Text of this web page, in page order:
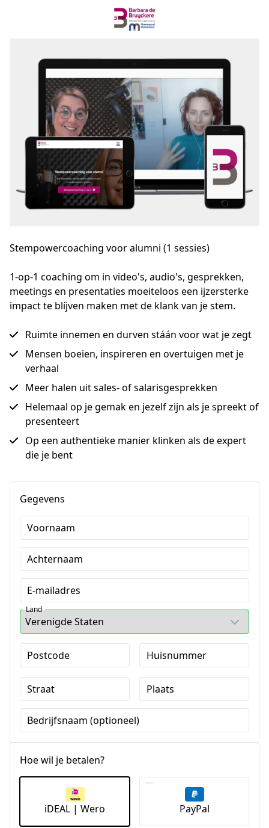
Stempowercoaching voor alumni (1 sessies)
1-op-1 coaching om in video's, audio's, gesprekken,
meetings en presentaties moeiteloos een ijzersterke
impact te blíjven maken met de klank van je stem.
Ruimte innemen en durven stáán voor wat je zegt
Mensen boeien, inspireren en overtuigen met je
verhaal
Meer halen uit sales- of salarisgesprekken
Helemaal op je gemak en jezelf zijn als je spreekt of
presenteert
Op een authentieke manier klinken als de expert
die je bent
Gegevens
Voornaam
Achternaam
E-mailadres
Land
Postcode Huisnummer
Straat Plaats
Bedrijfsnaam (optioneel)
Hoe wil je betalen?
iDEAL | Wero PayPal